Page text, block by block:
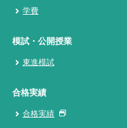
学費
模試・公開授業
東進模試
合格実績
合格実績